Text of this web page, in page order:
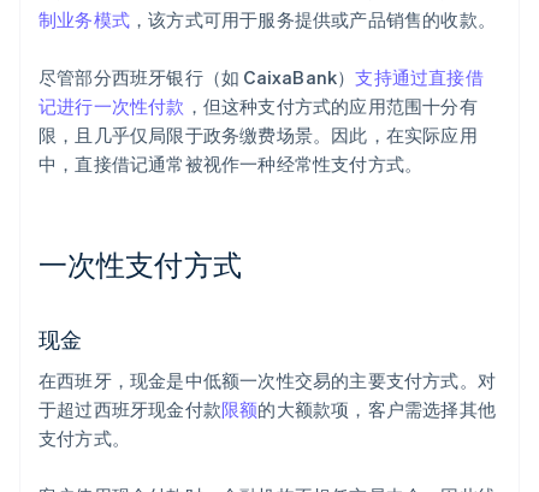
制业务模式 ，该方式可用于服务提供或产品销售的收款。
尽管部分西班牙银行（如 CaixaBank）支持通过直接借
记进行一次性付款 ，但这种支付方式的应用范围十分有
限，且几乎仅局限于政务缴费场景。因此，在实际应用
中，直接借记通常被视作一种经常性支付方式。
一次性支付方式
现金
在西班牙，现金是中低额一次性交易的主要支付方式。对
于超过西班牙现金付款限额的大额款项，客户需选择其他
支付方式。